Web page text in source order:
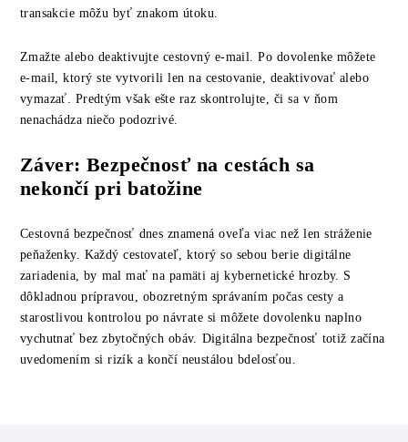
transakcie môžu byť znakom útoku.
Zmažte alebo deaktivujte cestovný e-mail. Po dovolenke môžete
e-mail, ktorý ste vytvorili len na cestovanie, deaktivovať alebo
vymazať. Predtým však ešte raz skontrolujte, či sa v ňom
nenachádza niečo podozrivé.
Záver: Bezpečnosť na cestách sa
nekončí pri batožine
Cestovná bezpečnosť dnes znamená oveľa viac než len stráženie
peňaženky. Každý cestovateľ, ktorý so sebou berie digitálne
zariadenia, by mal mať na pamäti aj kybernetické hrozby. S
dôkladnou prípravou, obozretným správaním počas cesty a
starostlivou kontrolou po návrate si môžete dovolenku naplno
vychutnať bez zbytočných obáv. Digitálna bezpečnosť totiž začína
uvedomením si rizík a končí neustálou bdelosťou.